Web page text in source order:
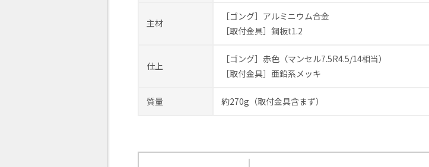
主材
［ゴング］アルミニウム合金
［取付金具］鋼板t1.2
仕上
［ゴング］赤色（マンセル7.5R4.5/14相当）
［取付金具］亜鉛系メッキ
質量 約270g（取付金具含まず）